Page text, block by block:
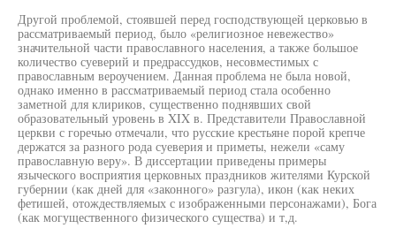
Другой проблемой, стоявшей перед господствующей церковью в
рассматриваемый период, было «религиозное невежество»
значительной части православного населения, а также большое
количество суеверий и предрассудков, несовместимых с
православным вероучением. Данная проблема не была новой,
однако именно в рассматриваемый период стала особенно
заметной для клириков, существенно поднявших свой
образовательный уровень в XIX в. Представители Православной
церкви с горечью отмечали, что русские крестьяне порой крепче
держатся за разного рода суеверия и приметы, нежели «саму
православную веру». В диссертации приведены примеры
языческого восприятия церковных праздников жителями Курской
губернии (как дней для «законного» разгула), икон (как неких
фетишей, отождествляемых с изображенными персонажами), Бога
(как могущественного физического существа) и т,д.